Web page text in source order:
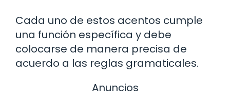
Cada uno de estos acentos cumple
una función específica y debe
colocarse de manera precisa de
acuerdo a las reglas gramaticales.
Anuncios